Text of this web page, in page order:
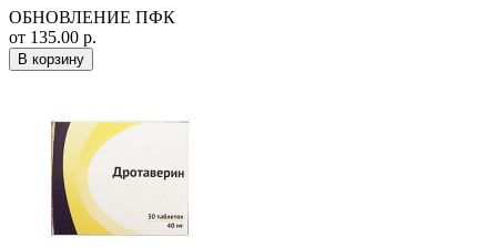
ОБНОВЛЕНИЕ ПФК
от 135.00 р.
В корзину